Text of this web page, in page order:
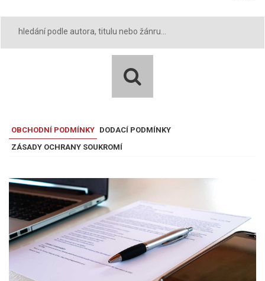
OBCHODNÍ PODMÍNKY DODACÍ PODMÍNKY
ZÁSADY OCHRANY SOUKROMÍ